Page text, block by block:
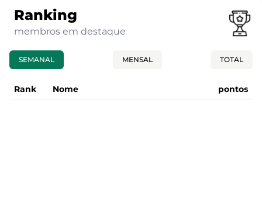
Ranking
membros em destaque
SEMANAL MENSAL TOTAL
Rank Nome pontos